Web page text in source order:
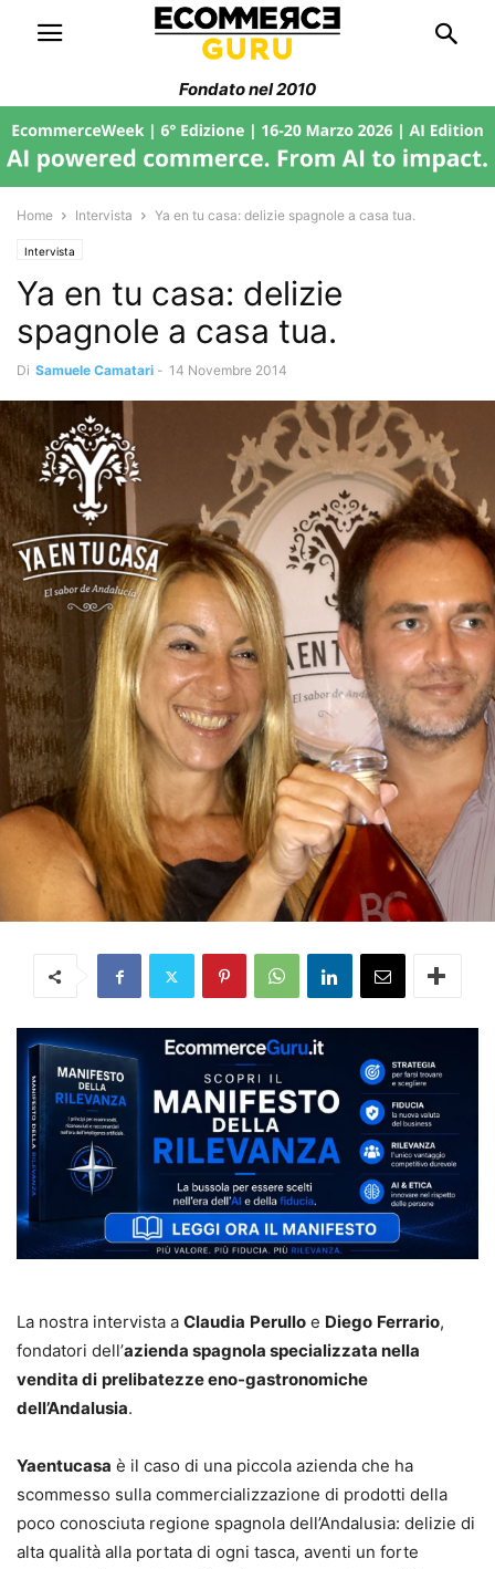
Fondato nel 2010
Home Intervista Ya en tu casa: delizie spagnole a casa tua.
Intervista
Ya en tu casa: delizie
spagnole a casa tua.
Di Samuele Camatari - 14 Novembre 2014
La nostra intervista a Claudia Perullo e Diego Ferrario,
fondatori dell’azienda spagnola specializzata nella
vendita di prelibatezze eno-gastronomiche
dell’Andalusia.
Yaentucasa è il caso di una piccola azienda che ha
scommesso sulla commercializzazione di prodotti della
poco conosciuta regione spagnola dell’Andalusia: delizie di
alta qualità alla portata di ogni tasca, aventi un forte